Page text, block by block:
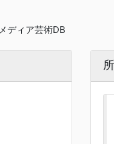
メディア芸術DB